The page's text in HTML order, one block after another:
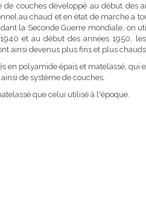
de couches développé au début des
au chaud et en état de marche a
la Seconde Guerre mondiale, on
et au début des années 1950,
ainsi devenus plus fins et plus chauds.
en polyamide épais et matelassé, qui
de système de couches.
que celui utilisé à l'époque.